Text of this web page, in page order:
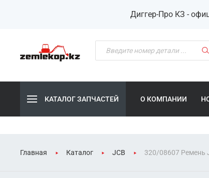
Диггер-Про КЗ -
КАТАЛОГ ЗАПЧАСТЕЙ О КОМПАНИИ
Главная Каталог JCB 320/08607 Ремень